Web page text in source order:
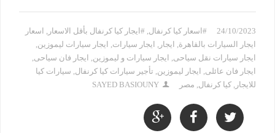
24/10/2023 #اسعار كيا كرنفال, #ايجار كيا كرنفال بأقل الاسعار , اسعار
ايجار السيارات بالقاهرة, ايجار , ايجار سيارات, ايجار سيارات ليموزين,
ايجار سيارات نقل سياحى, ايجار سيارات و ليموزين, ايجار فان سياحى,
ايجار فان عائلى, ايجار ليموزين, تأجير سيارات كيا كرنفال, سيارات كيا
للايجار , كيا كرنفال, مصر SAYED BASIOUNY